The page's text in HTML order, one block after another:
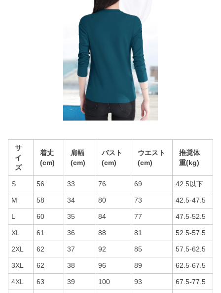
サ
イ
ズ
着丈
(cm)
肩幅
(cm)
バスト
(cm)
ウエスト
(cm)
推奨体
重(kg)
S 56 33 76 69 42.5以下
M 58 34 80 73 42.5-47.5
L 60 35 84 77 47.5-52.5
XL 61 36 88 81 52.5-57.5
2XL 62 37 92 85 57.5-62.5
3XL 62 38 96 89 62.5-67.5
4XL 63 39 100 93 67.5-77.5